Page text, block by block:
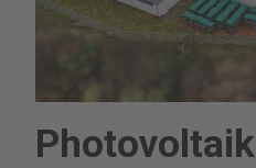
Photovoltaik